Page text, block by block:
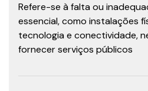
Refere-se à falta ou
essencial, como instalações
tecnologia e conectividade,
fornecer serviços públicos